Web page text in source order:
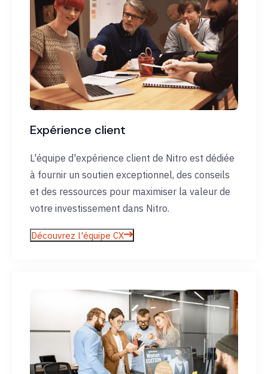
Expérience client
L'équipe d'expérience client de Nitro est dédiée
à fournir un soutien exceptionnel, des conseils
et des ressources pour maximiser la valeur de
votre investissement dans Nitro.
Découvrez l'équipe CX